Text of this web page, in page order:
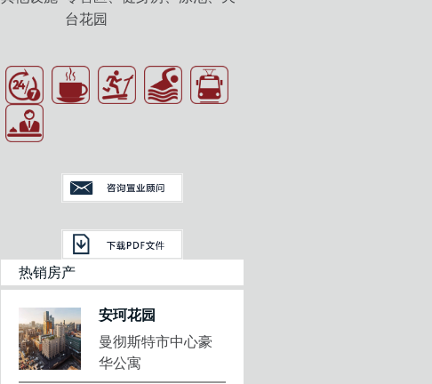
台花园
热销房产
安珂花园
曼彻斯特市中心豪
华公寓